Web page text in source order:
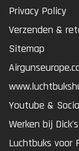
Privacy Policy
Verzenden &
Sitemap
Youtube &
Werken bij
Luchtbuks voor